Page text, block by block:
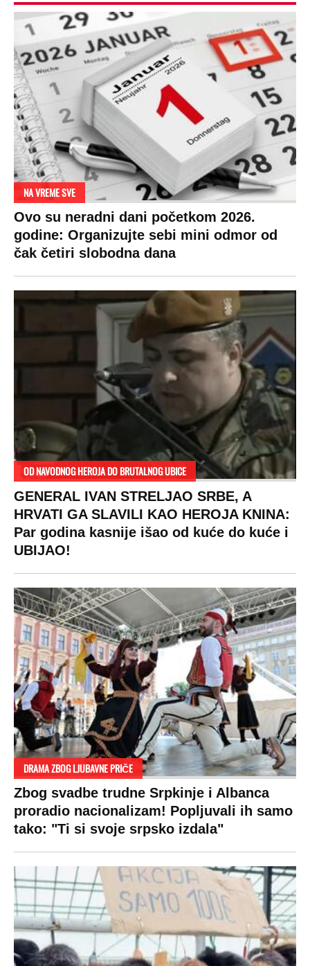
NA VREME SVE
Ovo su neradni dani početkom 2026.
godine: Organizujte sebi mini odmor od
čak četiri slobodna dana
OD NAVODNOG HEROJA DO BRUTALNOG UBICE
GENERAL IVAN STRELJAO SRBE, A
HRVATI GA SLAVILI KAO HEROJA KNINA:
Par godina kasnije išao od kuće do kuće i
UBIJAO!
DRAMA ZBOG LJUBAVNE PRIČE
Zbog svadbe trudne Srpkinje i Albanca
proradio nacionalizam! Popljuvali ih samo
tako: "Ti si svoje srpsko izdala"